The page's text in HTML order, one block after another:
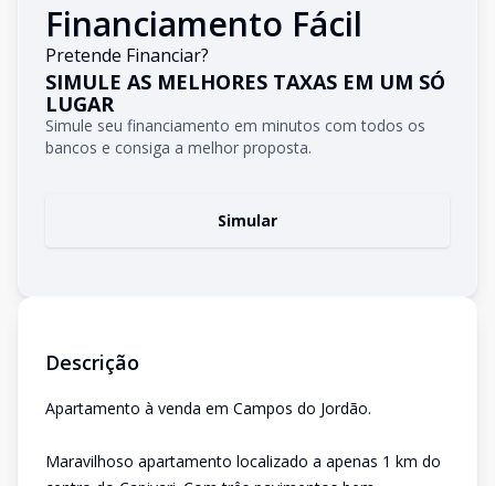
Financiamento Fácil
Pretende Financiar?
SIMULE AS MELHORES TAXAS EM UM SÓ
LUGAR
Simule seu financiamento em minutos com todos os
bancos e consiga a melhor proposta.
Simular
Descrição
Apartamento à venda em Campos do Jordão.
Maravilhoso apartamento localizado a apenas 1 km do